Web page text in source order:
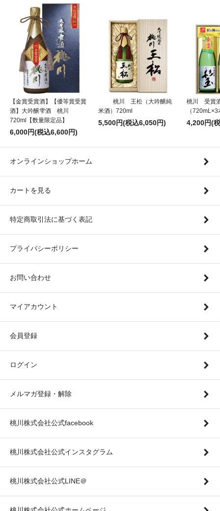
【金賞受賞酒】【優等賞受賞
酒】大吟醸雫酒 桃川
720ml【数量限定品】
6,000円(税込6,600円)
桃川 王松（大吟醸純
米酒）720ml
5,500円(税込6,050円)
桃川 受賞
（720mL×3
4,200円(
オンラインショップホーム
カートを見る
特定商取引法に基づく表記
プライバシーポリシー
お問い合わせ
マイアカウント
会員登録
ログイン
メルマガ登録・解除
桃川株式会社公式facebook
桃川株式会社公式インスタグラム
桃川株式会社公式LINE＠